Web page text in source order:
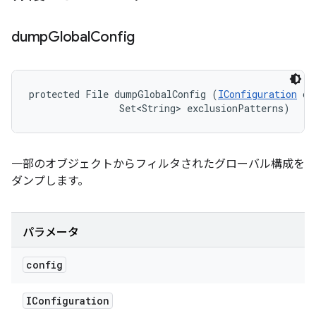
dumpGlobalConfig
protected File dumpGlobalConfig (IConfiguration
                Set<String> exclusionPatterns)
一部のオブジェクトからフィルタされたグローバル構成を
ダンプします。
パラメータ
config
IConfiguration